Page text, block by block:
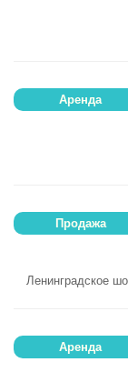
Аренда
Продажа
Ленинградское
Аренда